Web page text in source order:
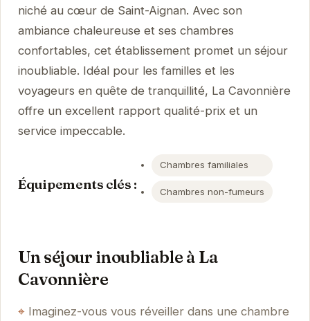
niché au cœur de Saint-Aignan. Avec son
ambiance chaleureuse et ses chambres
confortables, cet établissement promet un séjour
inoubliable. Idéal pour les familles et les
voyageurs en quête de tranquillité, La Cavonnière
offre un excellent rapport qualité-prix et un
service impeccable.
Équipements clés :
Chambres familiales
Chambres non-fumeurs
Un séjour inoubliable à La
Cavonnière
Imaginez-vous vous réveiller dans une chambre